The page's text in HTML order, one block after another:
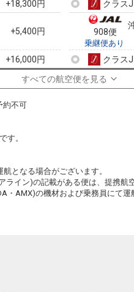
+18,300円
+5,400円
+16,000円
+2,400円
+5,400円
+33,400円
クラス
908便
乗継便あり
クラス
910便
すべての航空便を見る
不可
す。
となる場合がございます。
ライン)の記載がある便は、提携
・AMX)の機材および乗務員にて